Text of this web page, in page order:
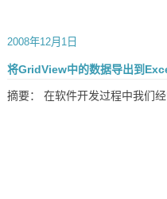
2008年12月1日
将GridView中的数据导出到
摘要： 在软件开发过程中我们